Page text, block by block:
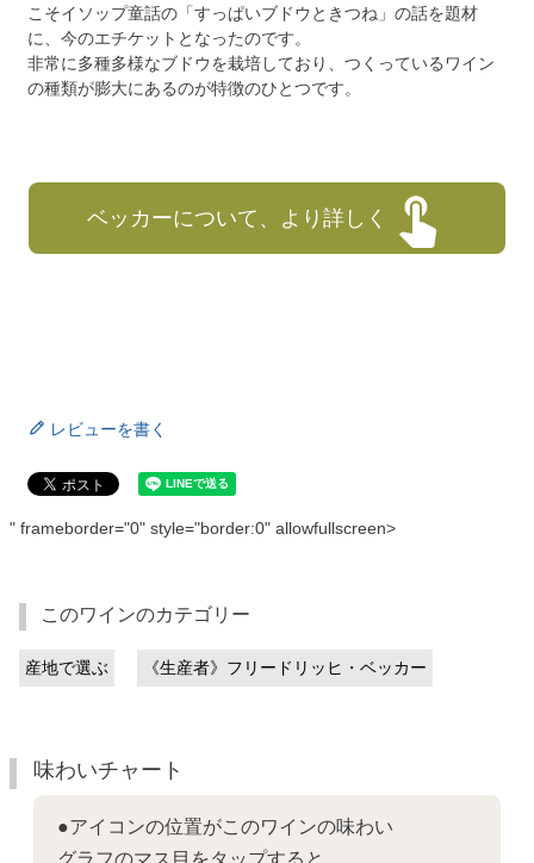
こそイソップ童話の「すっぱいブドウときつね」の話を題材
に、今のエチケットとなったのです。
非常に多種多様なブドウを栽培しており、つくっているワイン
の種類が膨大にあるのが特徴のひとつです。
ベッカーについて、より詳しく
レビューを書く
" frameborder="0" style="border:0" allowfullscreen>
このワインのカテゴリー
産地で選ぶ 《生産者》フリードリッヒ・ベッカー
味わいチャート
●アイコンの位置がこのワインの味わい
グラフのマス目をタップすると